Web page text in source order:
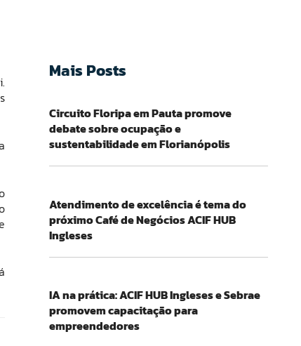
Mais Posts
Circuito Floripa em Pauta promove
debate sobre ocupação e
sustentabilidade em Florianópolis
Atendimento de excelência é tema do
próximo Café de Negócios ACIF HUB
Ingleses
IA na prática: ACIF HUB Ingleses e Sebrae
promovem capacitação para
empreendedores